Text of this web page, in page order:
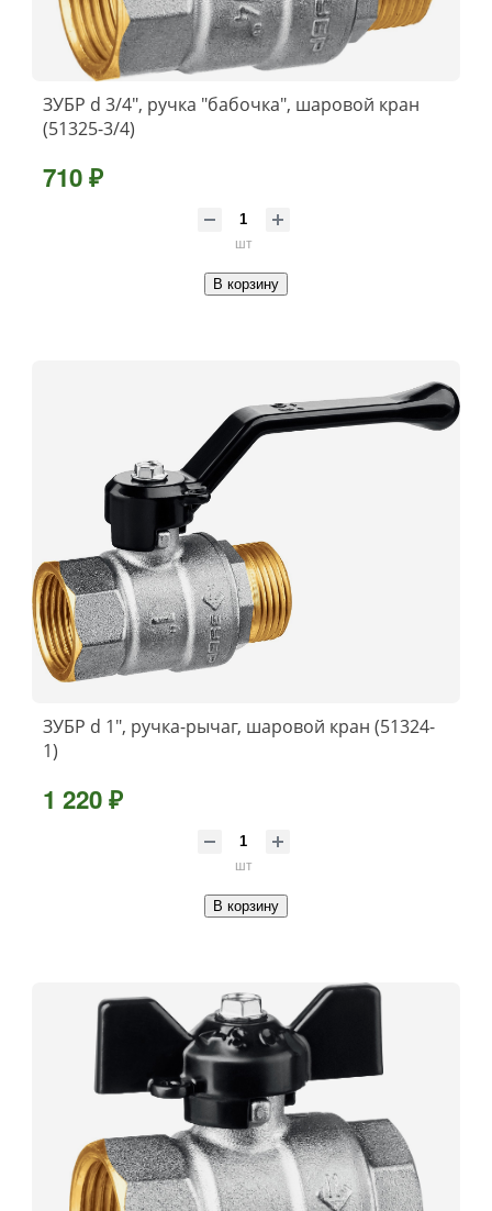
ЗУБР d 3/4″, ручка ″бабочка″, шаровой кран
(51325-3/4)
710 ₽
шт
В корзину
ЗУБР d 1″, ручка-рычаг, шаровой кран (51324-
1)
1 220 ₽
шт
В корзину